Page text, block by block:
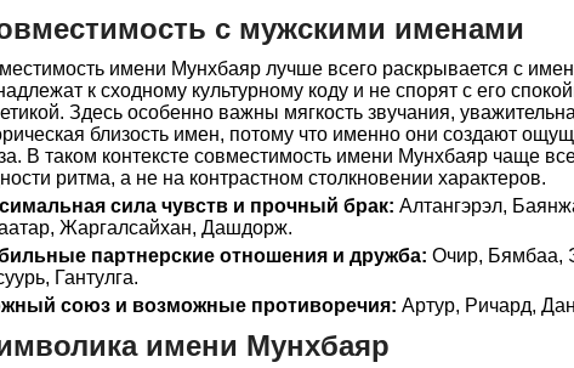
с мужскими именами
имени Мунхбаяр лучше всего раскрывается с
к сходному культурному коду и не спорят с его
Здесь особенно важны мягкость звучания,
близость имен, потому что именно они создают
В таком контексте совместимость имени Мунхбаяр чаще
ритма, а не на контрастном столкновении характеров.
сила чувств и прочный брак: Алтангэрэл,
Жаргалсайхан, Дашдорж.
партнерские отношения и дружба: Очир, Бямбаа,
Гантулга.
союз и возможные противоречия: Артур, Ричард,
имени Мунхбаяр